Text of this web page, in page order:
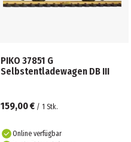
PIKO 37851 G
Selbstentladewagen DB III
159,00 € / 1 Stk.
Online verfügbar